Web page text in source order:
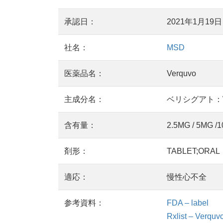
承認日： 2021年1月19日
社名： MSD
医薬品名： Verquvo
主成分名： ベリシグアト
含有量： 2.5MG / 5MG /
剤形： TABLET;ORAL
適応： 慢性心不全
参考資料：
FDA – label
Rxlist –